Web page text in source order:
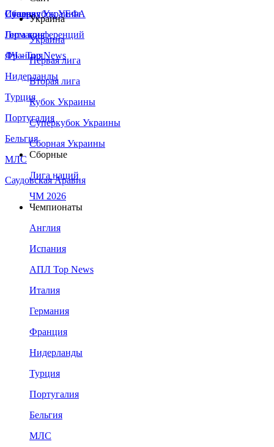
Сборная Украины
Италия
Германия
Франция
Нидерланды
Турция
Португалия
Бельгия
МЛС
Саудовская Аравия
Суперкубок УЕФА
Лига конференций
ЛЧ - Top News
Украина
Украина
Первая лига
Вторая лига
Кубок Украины
Суперкубок Украины
Сборная Украины
Сборные
Лига наций
ЧМ 2026
Чемпионаты
Англия
Испания
АПЛ Top News
Италия
Германия
Франция
Нидерланды
Турция
Португалия
Бельгия
МЛС